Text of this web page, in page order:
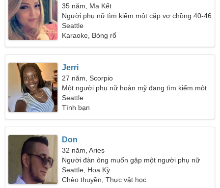
35 năm, Ma Kết
Người phụ nữ tìm kiếm một cặp vợ chồng 40-46
Seattle
Karaoke, Bóng rổ
Jerri
27 năm, Scorpio
Một người phụ nữ hoàn mỹ đang tìm kiếm một
mối quan hệ thực sự
Seattle
Tình bạn
Don
32 năm, Aries
Người đàn ông muốn gặp một người phụ nữ
Seattle, Hoa Kỳ
Chèo thuyền, Thực vật học